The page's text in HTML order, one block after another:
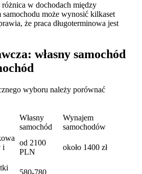
w dochodach między
może wynosić kilkaset
że praca długoterminowa jest
własny samochód
wyboru należy porównać
Własny
samochód
Wynajem
samochodów
i
od 2100
PLN
około 1400 zł
580-780